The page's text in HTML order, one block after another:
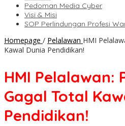
Pedoman Media Cyber
Visi & Misi
SOP Perlindungan Profesi
Homepage / Pelalawan HMI
Kawal Dunia Pendidikan!
HMI Pelalawan:
Gagal Total
Pendidikan!